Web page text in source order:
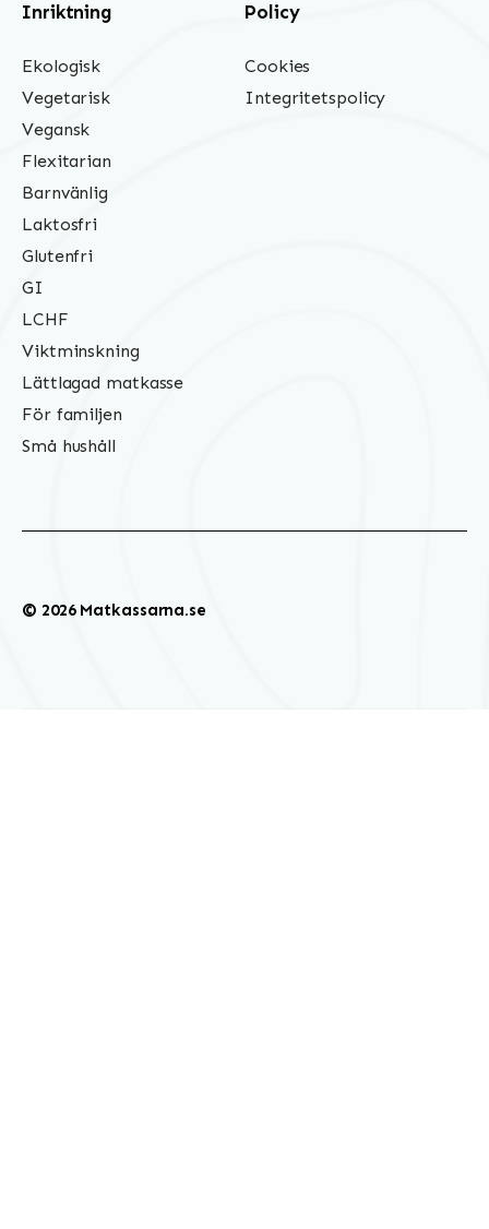
Inriktning
Ekologisk
Vegetarisk
Vegansk
Flexitarian
Barnvänlig
Laktosfri
Glutenfri
GI
LCHF
Viktminskning
Lättlagad matkasse
För familjen
Små hushåll
Policy
Cookies
Integritetspolicy
© 2026 Matkassarna.se